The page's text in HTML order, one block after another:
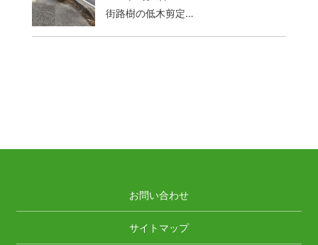
街路樹の低木剪定…
お問い合わせ
サイトマップ